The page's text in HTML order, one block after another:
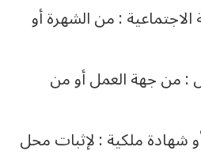
الاجتماعية : من الشهرة أو
: من جهة العمل أو من
شهادة ملكية : لإثبات محل